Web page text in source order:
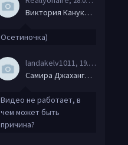
Виктория Канукова
Осетиночка)
landakelv1011 , 19.06.20
Самира Джахангирова
Видео не работает, в
чем может быть
причина?